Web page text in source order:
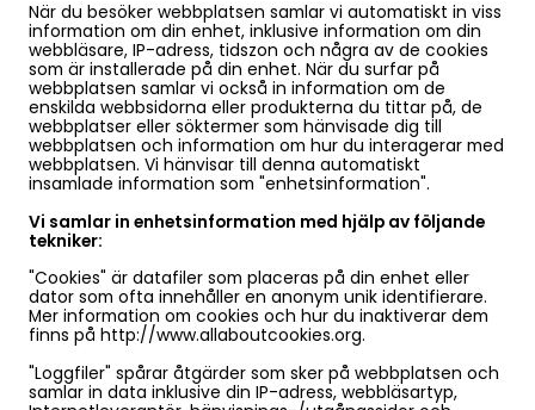
När du besöker webbplatsen samlar vi automatiskt in viss
information om din enhet, inklusive information om din
webbläsare, IP-adress, tidszon och några av de cookies
som är installerade på din enhet. När du surfar på
webbplatsen samlar vi också in information om de
enskilda webbsidorna eller produkterna du tittar på, de
webbplatser eller söktermer som hänvisade dig till
webbplatsen och information om hur du interagerar med
webbplatsen. Vi hänvisar till denna automatiskt
insamlade information som "enhetsinformation".
Vi samlar in enhetsinformation med hjälp av följande
tekniker:
"Cookies" är datafiler som placeras på din enhet eller
dator som ofta innehåller en anonym unik identifierare.
Mer information om cookies och hur du inaktiverar dem
finns på http://www.allaboutcookies.org.
"Loggfiler" spårar åtgärder som sker på webbplatsen och
samlar in data inklusive din IP-adress, webbläsartyp,